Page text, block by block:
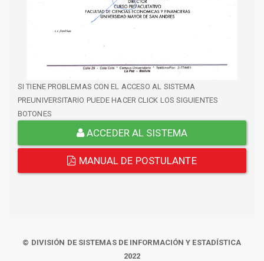
SI TIENE PROBLEMAS CON EL ACCESO AL SISTEMA
PREUNIVERSITARIO PUEDE HACER CLICK LOS SIGUIENTES
BOTONES
ACCEDER AL SISTEMA
MANUAL DE POSTULANTE
© DIVISIÓN DE SISTEMAS DE INFORMACIÓN Y ESTADÍSTICA
2022